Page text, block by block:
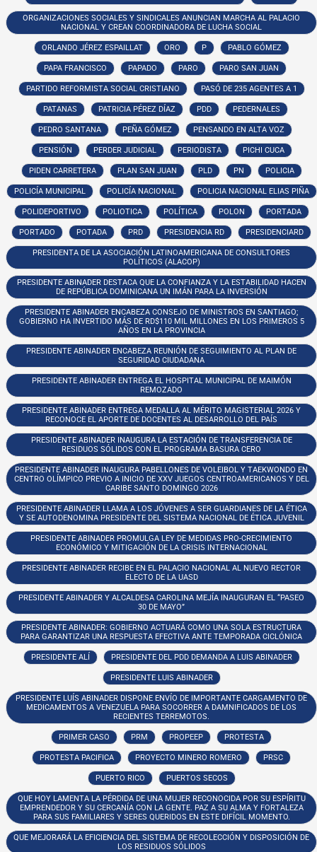
ORGANIZACIONES SOCIALES Y SINDICALES ANUNCIAN MARCHA AL PALACIO
NACIONAL Y CREAN COORDINADORA DE LUCHA SOCIAL
ORLANDO JÉREZ ESPAILLAT ORO P PABLO GÓMEZ
PAPA FRANCISCO PAPADO PARO PARO SAN JUAN
PARTIDO REFORMISTA SOCIAL CRISTIANO PASÓ DE 235 AGENTES A 1
PATANAS PATRICIA PÉREZ DÍAZ PDD PEDERNALES
PEDRO SANTANA PEÑA GÓMEZ PENSANDO EN ALTA VOZ
PENSIÓN PERDER JUDICIAL PERIODISTA PICHI CUCA
PIDEN CARRETERA PLAN SAN JUAN PLD PN POLICIA
POLICÍA MUNICIPAL POLICÍA NACIONAL POLICIA NACIONAL ELIAS PIÑA
POLIDEPORTIVO POLIOTICA POLÍTICA POLON PORTADA
PORTADO POTADA PRD PRESIDENCIA RD PRESIDENCIARD
PRESIDENTA DE LA ASOCIACIÓN LATINOAMERICANA DE CONSULTORES
POLÍTICOS (ALACOP)
PRESIDENTE ABINADER DESTACA QUE LA CONFIANZA Y LA ESTABILIDAD HACEN
DE REPÚBLICA DOMINICANA UN IMÁN PARA LA INVERSIÓN
PRESIDENTE ABINADER ENCABEZA CONSEJO DE MINISTROS EN SANTIAGO;
GOBIERNO HA INVERTIDO MÁS DE RD$110 MIL MILLONES EN LOS PRIMEROS 5
AÑOS EN LA PROVINCIA
PRESIDENTE ABINADER ENCABEZA REUNIÓN DE SEGUIMIENTO AL PLAN DE
SEGURIDAD CIUDADANA
PRESIDENTE ABINADER ENTREGA EL HOSPITAL MUNICIPAL DE MAIMÓN
REMOZADO
PRESIDENTE ABINADER ENTREGA MEDALLA AL MÉRITO MAGISTERIAL 2026 Y
RECONOCE EL APORTE DE DOCENTES AL DESARROLLO DEL PAÍS
PRESIDENTE ABINADER INAUGURA LA ESTACIÓN DE TRANSFERENCIA DE
RESIDUOS SÓLIDOS CON EL PROGRAMA BASURA CERO
PRESIDENTE ABINADER INAUGURA PABELLONES DE VOLEIBOL Y TAEKWONDO EN
CENTRO OLÍMPICO PREVIO A INICIO DE XXV JUEGOS CENTROAMERICANOS Y DEL
CARIBE SANTO DOMINGO 2026
PRESIDENTE ABINADER LLAMA A LOS JÓVENES A SER GUARDIANES DE LA ÉTICA
Y SE AUTODENOMINA PRESIDENTE DEL SISTEMA NACIONAL DE ÉTICA JUVENIL
PRESIDENTE ABINADER PROMULGA LEY DE MEDIDAS PRO-CRECIMIENTO
ECONÓMICO Y MITIGACIÓN DE LA CRISIS INTERNACIONAL
PRESIDENTE ABINADER RECIBE EN EL PALACIO NACIONAL AL NUEVO RECTOR
ELECTO DE LA UASD
PRESIDENTE ABINADER Y ALCALDESA CAROLINA MEJÍA INAUGURAN EL “PASEO
30 DE MAYO”
PRESIDENTE ABINADER: GOBIERNO ACTUARÁ COMO UNA SOLA ESTRUCTURA
PARA GARANTIZAR UNA RESPUESTA EFECTIVA ANTE TEMPORADA CICLÓNICA
PRESIDENTE ALÍ PRESIDENTE DEL PDD DEMANDA A LUIS ABINADER
PRESIDENTE LUIS ABINADER
PRESIDENTE LUÍS ABINADER DISPONE ENVÍO DE IMPORTANTE CARGAMENTO DE
MEDICAMENTOS A VENEZUELA PARA SOCORRER A DAMNIFICADOS DE LOS
RECIENTES TERREMOTOS.
PRIMER CASO PRM PROPEEP PROTESTA
PROTESTA PACIFICA PROYECTO MINERO ROMERO PRSC
PUERTO RICO PUERTOS SECOS
QUE HOY LAMENTA LA PÉRDIDA DE UNA MUJER RECONOCIDA POR SU ESPÍRITU
EMPRENDEDOR Y SU CERCANÍA CON LA GENTE. PAZ A SU ALMA Y FORTALEZA
PARA SUS FAMILIARES Y SERES QUERIDOS EN ESTE DIFÍCIL MOMENTO.
QUE MEJORARÁ LA EFICIENCIA DEL SISTEMA DE RECOLECCIÓN Y DISPOSICIÓN DE
LOS RESIDUOS SÓLIDOS